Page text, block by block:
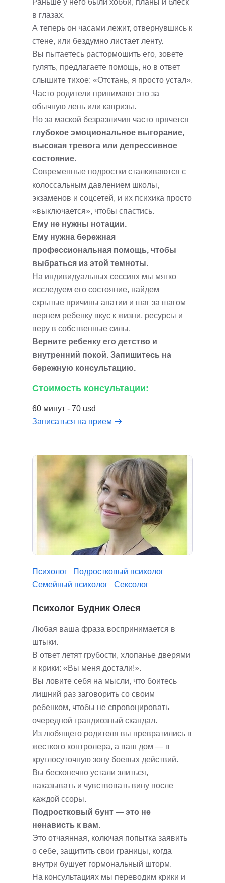
Раньше у него были хобби, планы и блеск
в глазах.
А теперь он часами лежит, отвернувшись к
стене, или бездумно листает ленту.
Вы пытаетесь растормошить его, зовете
гулять, предлагаете помощь, но в ответ
слышите тихое: «Отстань, я просто устал».
Часто родители принимают это за
обычную лень или капризы.
Но за маской безразличия часто прячется
глубокое эмоциональное выгорание,
высокая тревога или депрессивное
состояние.
Современные подростки сталкиваются с
колоссальным давлением школы,
экзаменов и соцсетей, и их психика просто
«выключается», чтобы спастись.
Ему не нужны нотации.
Ему нужна бережная
профессиональная помощь, чтобы
выбраться из этой темноты.
На индивидуальных сессиях мы мягко
исследуем его состояние, найдем
скрытые причины апатии и шаг за шагом
вернем ребенку вкус к жизни, ресурсы и
веру в собственные силы.
Верните ребенку его детство и
внутренний покой. Запишитесь на
бережную консультацию.
Стоимость консультации:
60 минут - 70 usd
Записаться на прием
Психолог
Подростковый психолог
Семейный психолог
Сексолог
Психолог Будник Олеся
Любая ваша фраза воспринимается в
штыки.
В ответ летят грубости, хлопанье дверями
и крики: «Вы меня достали!».
Вы ловите себя на мысли, что боитесь
лишний раз заговорить со своим
ребенком, чтобы не спровоцировать
очередной грандиозный скандал.
Из любящего родителя вы превратились в
жесткого контролера, а ваш дом — в
круглосуточную зону боевых действий.
Вы бесконечно устали злиться,
наказывать и чувствовать вину после
каждой ссоры.
Подростковый бунт — это не
ненависть к вам.
Это отчаянная, колючая попытка заявить
о себе, защитить свои границы, когда
внутри бушует гормональный шторм.
На консультациях мы переводим крики и